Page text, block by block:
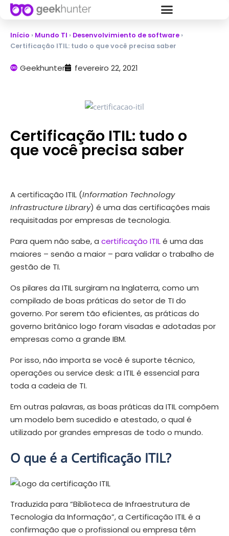
Início › Mundo TI › Desenvolvimiento de software ›
Certificação ITIL: tudo o que você precisa saber
Geekhunter fevereiro 22, 2021
Certificação ITIL: tudo o
que você precisa saber
A certificação ITIL (Information Technology
Infrastructure Library) é uma das certificações mais
requisitadas por empresas de tecnologia.
Para quem não sabe, a certificação ITILé uma das
maiores – senão a maior – para validar o trabalho de
gestão de TI.
Os pilares da ITIL surgiram na Inglaterra, como um
compilado de boas práticas do setor de TI do
governo. Por serem tão eficientes, as práticas do
governo britânico logo foram visadas e adotadas por
empresas como a grande IBM.
Por isso, não importa se você é suporte técnico,
operações ou service desk: a ITIL é essencial para
toda a cadeia de TI.
Em outras palavras, as boas práticas da ITIL compõem
um modelo bem sucedido e atestado, o qual é
utilizado por grandes empresas de todo o mundo.
O que é a Certificação ITIL?
Traduzida para “Biblioteca de Infraestrutura de
Tecnologia da Informação”, a Certificação ITIL é a
confirmação que o profissional ou empresa têm